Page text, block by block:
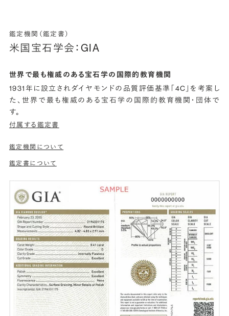
鑑定機関（鑑定書）
米国宝石学会：GIA
世界で最も権威のある宝石学の国際的教育機関
1931年に設立されダイヤモンドの品質評価基準「4C」を考案し
た、世界で最も権威のある宝石学の国際的教育機関・団体で
す。
付属する鑑定書
鑑定機関について
鑑定書について